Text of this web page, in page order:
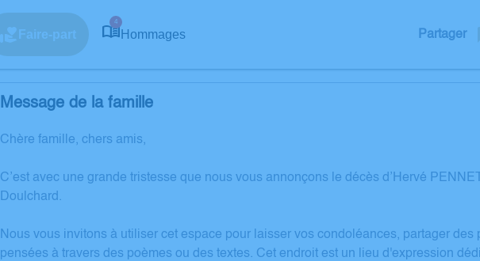
Faire-part
4
Hommages Partager
Message de la famille
Chère famille, chers amis,
C’est avec une grande tristesse que nous vous annonçons le décès d’Hervé
Doulchard.
Nous vous invitons à utiliser cet espace pour laisser vos condoléances, partager
pensées à travers des poèmes ou des textes. Cet endroit est un lieu d'expression